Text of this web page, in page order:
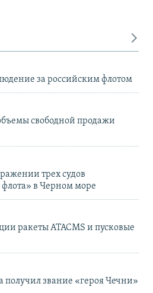
за российским флотом
свободной продажи
трех судов
флота» в Черном море
ракеты ATACMS и пусковые
звание «героя Чечни»